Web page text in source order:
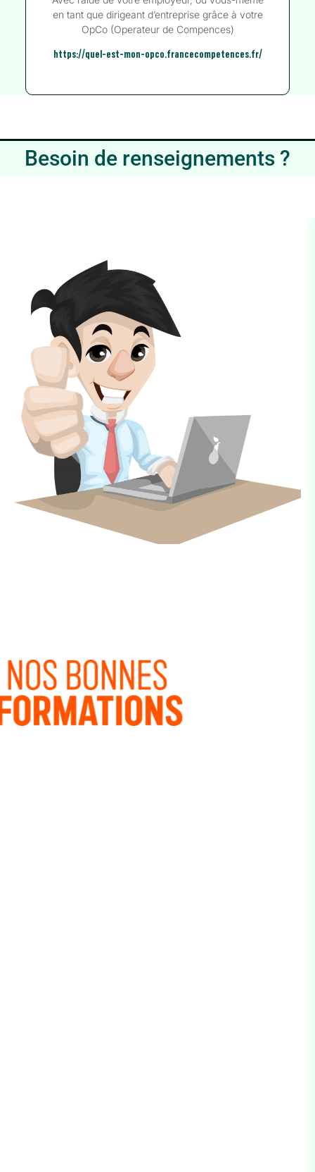
en tant que dirigeant d’entreprise grâce à votre
OpCo (Operateur de Compences)
https://quel-est-mon-opco.francecompetences.fr/
Besoin de renseignements ?